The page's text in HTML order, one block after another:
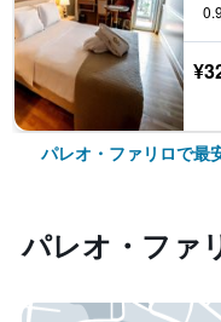
パレオ・ファリロで最
パレオ・ファ